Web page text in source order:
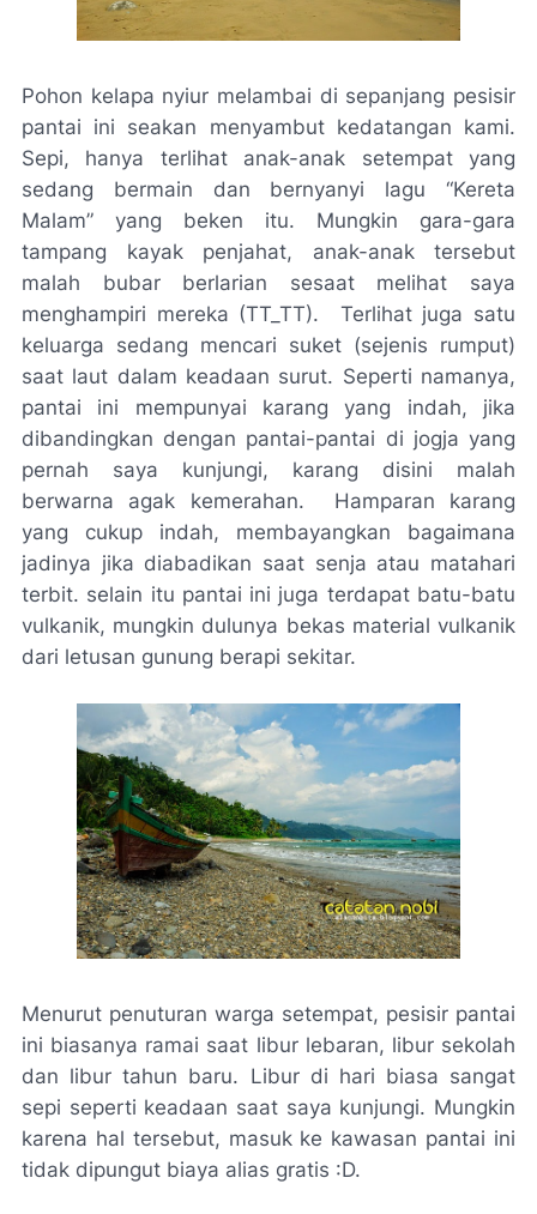
Pohon kelapa nyiur melambai di sepanjang pesisir
pantai ini seakan menyambut kedatangan kami.
Sepi, hanya terlihat anak-anak setempat yang
sedang bermain dan bernyanyi lagu “Kereta
Malam” yang beken itu. Mungkin gara-gara
tampang kayak penjahat, anak-anak tersebut
malah bubar berlarian sesaat melihat saya
menghampiri mereka (TT_TT). Terlihat juga satu
keluarga sedang mencari suket (sejenis rumput)
saat laut dalam keadaan surut. Seperti namanya,
pantai ini mempunyai karang yang indah, jika
dibandingkan dengan pantai-pantai di jogja yang
pernah saya kunjungi, karang disini malah
berwarna agak kemerahan. Hamparan karang
yang cukup indah, membayangkan bagaimana
jadinya jika diabadikan saat senja atau matahari
terbit. selain itu pantai ini juga terdapat batu-batu
vulkanik, mungkin dulunya bekas material vulkanik
dari letusan gunung berapi sekitar.
Menurut penuturan warga setempat, pesisir pantai
ini biasanya ramai saat libur lebaran, libur sekolah
dan libur tahun baru. Libur di hari biasa sangat
sepi seperti keadaan saat saya kunjungi. Mungkin
karena hal tersebut, masuk ke kawasan pantai ini
tidak dipungut biaya alias gratis :D.